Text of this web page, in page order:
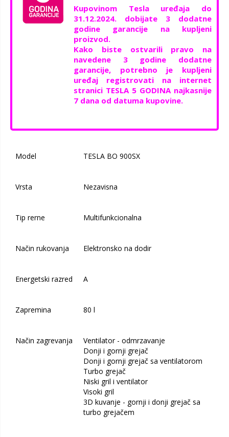
Kupovinom Tesla uređaja do
31.12.2024. dobijate 3 dodatne
godine garancije na kupljeni
proizvod.
Kako biste ostvarili pravo na
navedene 3 godine dodatne
garancije, potrebno je kupljeni
uređaj registrovati na internet
stranici TESLA 5 GODINA najkasnije
7 dana od datuma kupovine.
Model TESLA BO 900SX
Vrsta Nezavisna
Tip rerne Multifunkcionalna
Način rukovanja Elektronsko na dodir
Energetski razred A
Zapremina 80 l
Način zagrevanja
Ventilator - odmrzavanje
Donji i gornji grejač
Donji i gornji grejač sa ventilatorom
Turbo grejač
Niski gril i ventilator
Visoki gril
3D kuvanje - gornji i donji grejač sa
turbo grejačem